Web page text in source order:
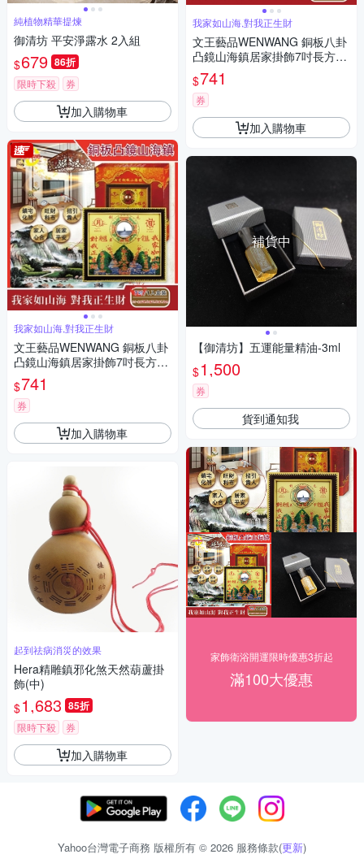
純植物精華提煉
御清坊 平安淨露水 2入組
$679 86折
限時下殺 券
加入購物車
我家如山海,對我正生財
文王藝品WENWANG 銅板八卦
凸鏡山海鎮居家掛飾7吋長方形
1組
$741
券
加入購物車
起到祛病消災的效果
Hera精雕鎮邪化煞天然葫蘆掛
飾(中)
$1,683 85折
限時下殺 券
加入購物車
我家如山海,對我正生財
文王藝品WENWANG 銅板八卦
凸鏡山海鎮居家掛飾7吋長方形
1組
$741
券
加入購物車
補貨中
【御清坊】五運能量精油-3ml
$1,500
券
貨到通知我
家飾衛浴開運限時優惠3折起
滿100大優惠
Yahoo台灣電子商務 版權所有 © 2026 服務條款(更新)